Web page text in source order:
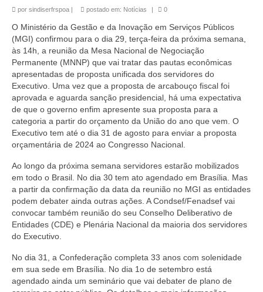
por sindiserfrspoa | postado em: Notícias | 0
O Ministério da Gestão e da Inovação em Serviços Públicos
(MGI) confirmou para o dia 29, terça-feira da próxima semana,
às 14h, a reunião da Mesa Nacional de Negociação
Permanente (MNNP) que vai tratar das pautas econômicas
apresentadas de proposta unificada dos servidores do
Executivo. Uma vez que a proposta de arcabouço fiscal foi
aprovada e aguarda sanção presidencial, há uma expectativa
de que o governo enfim apresente sua proposta para a
categoria a partir do orçamento da União do ano que vem. O
Executivo tem até o dia 31 de agosto para enviar a proposta
orçamentária de 2024 ao Congresso Nacional.
Ao longo da próxima semana servidores estarão mobilizados
em todo o Brasil. No dia 30 tem ato agendado em Brasília. Mas
a partir da confirmação da data da reunião no MGI as entidades
podem debater ainda outras ações. A Condsef/Fenadsef vai
convocar também reunião do seu Conselho Deliberativo de
Entidades (CDE) e Plenária Nacional da maioria dos servidores
do Executivo.
No dia 31, a Confederação completa 33 anos com solenidade
em sua sede em Brasília. No dia 1o de setembro está
agendado ainda um seminário que vai debater de plano de